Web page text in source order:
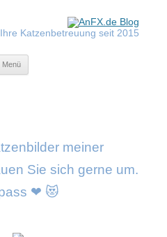
Ihre Katzenbetreuung seit 2015
Menü
meiner
Sie sich gerne um.
❤ 😻